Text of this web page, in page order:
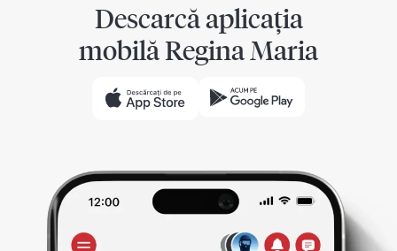
Descarcă aplicația
mobilă Regina Maria